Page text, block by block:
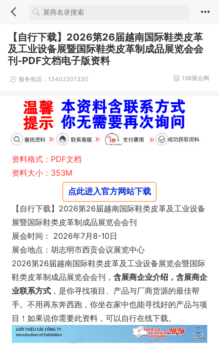
【自行下载】2026第26届越南国际鞋类皮革
及工业设备展暨国际鞋类皮革制成品展览会会
刊-PDF文档电子版资料
服务电话：13402301330 198展会网
资料格式：PDF文档
资料大小：353M
点此进入官方网站下载
【自行下载】2026第26届越南国际鞋类皮革及工业设备
展暨国际鞋类皮革制成品展览会会刊
展会时间： 2026年7月8-10日
展会地点：胡志明市西贡会议展览中心
2026第26届越南国际鞋类皮革及工业设备展览会暨国际
鞋类皮革制成品展览会会刊， 含展商企业介绍，含展商企
业联系方式 ，是你寻找项目、产品与厂商货源的最佳帮
手。不用再东奔西跑，你坐在家中也能寻找好的产品与项
目！如果说你需要此资料，可以自行在线下载。